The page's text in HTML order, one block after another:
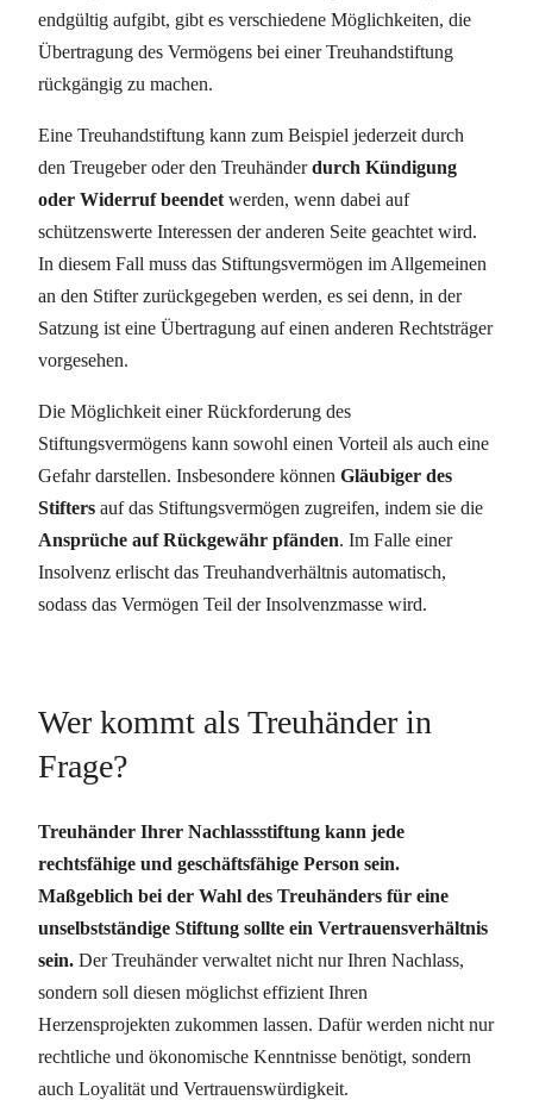
endgültig aufgibt, gibt es verschiedene Möglichkeiten, die
Übertragung des Vermögens bei einer Treuhandstiftung
rückgängig zu machen.
Eine Treuhandstiftung kann zum Beispiel jederzeit durch
den Treugeber oder den Treuhänderdurch Kündigung
oder Widerruf beendet werden, wenn dabei auf
schützenswerte Interessen der anderen Seite geachtet wird.
In diesem Fall muss das Stiftungsvermögen im Allgemeinen
an den Stifter zurückgegeben werden, es sei denn, in der
Satzung ist eine Übertragung auf einen anderen Rechtsträger
vorgesehen.
Die Möglichkeit einer Rückforderung des
Stiftungsvermögens kann sowohl einen Vorteil als auch eine
Gefahr darstellen. Insbesondere können Gläubiger des
Stifters auf das Stiftungsvermögen zugreifen, indem sie die
Ansprüche auf Rückgewähr pfänden. Im Falle einer
Insolvenz erlischt das Treuhandverhältnis automatisch,
sodass das Vermögen Teil der Insolvenzmasse wird.
Wer kommt als Treuhänder in
Frage?
Treuhänder Ihrer Nachlassstiftung kann jede
rechtsfähige und geschäftsfähige Person sein.
Maßgeblich bei der Wahl des Treuhänders für eine
unselbstständige Stiftung sollte ein Vertrauensverhältnis
sein. Der Treuhänder verwaltet nicht nur Ihren Nachlass,
sondern soll diesen möglichst effizient Ihren
Herzensprojekten zukommen lassen. Dafür werden nicht nur
rechtliche und ökonomische Kenntnisse benötigt, sondern
auch Loyalität und Vertrauenswürdigkeit.